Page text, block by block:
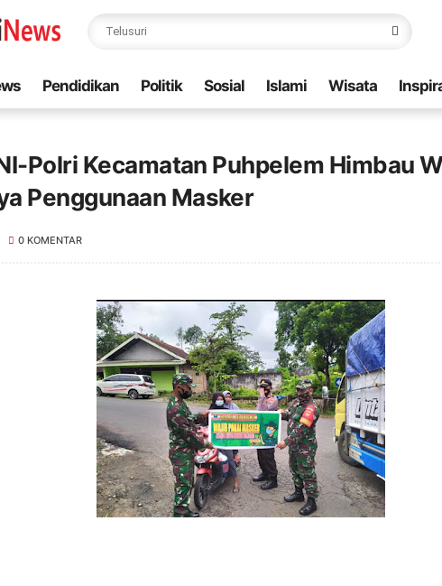
Pendidikan Politik Sosial Islami Wisata
Polri Kecamatan Puhpelem Himbau
Penggunaan Masker
0 KOMENTAR